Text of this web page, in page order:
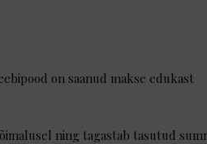
on saanud makse edukast
ning tagastab tasutud